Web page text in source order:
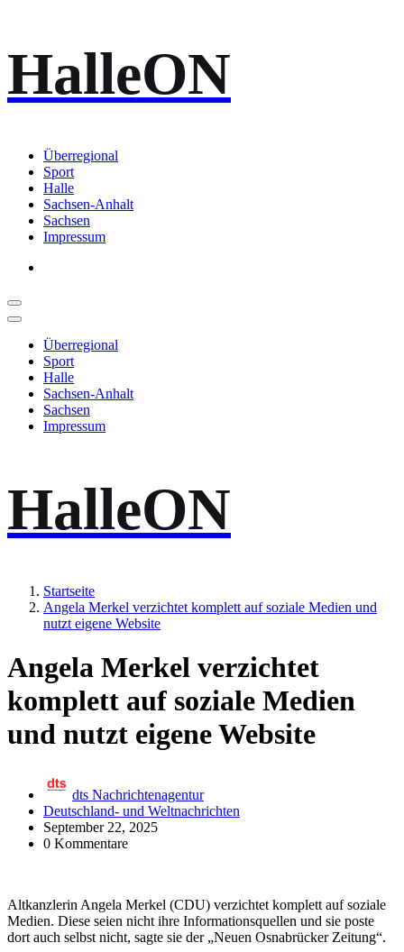
Inhalt
springen
HalleON
Überregional
Sport
Halle
Sachsen-Anhalt
Sachsen
Impressum
Überregional
Sport
Halle
Sachsen-Anhalt
Sachsen
Impressum
HalleON
Startseite
Angela Merkel verzichtet komplett auf soziale Medien und
nutzt eigene Website
Angela Merkel verzichtet
komplett auf soziale Medien
und nutzt eigene Website
dts Nachrichtenagentur
Deutschland- und Weltnachrichten
September 22, 2025
0 Kommentare
Altkanzlerin Angela Merkel (CDU) verzichtet komplett auf soziale
Medien. Diese seien nicht ihre Informationsquellen und sie poste
dort auch selbst nicht, sagte sie der „Neuen Osnabrücker Zeitung“.